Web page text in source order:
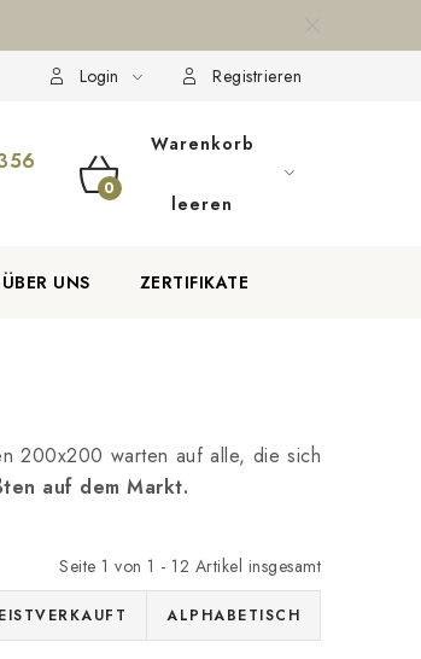
der Ware Über uns Zahlungsmethoden
Login Registrieren
WARENKORB
Warenkorb
leeren
ÜBER UNS ZERTIFIKATE
200x200 warten auf alle, die sich
auf dem Markt.
Seite 1 von 1 - 12 Artikel insgesamt
ALPHABETISCH